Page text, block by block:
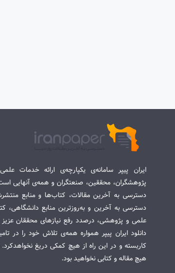
ایران پیپر سامانه‌ی یکپارچه‌ی ارائه خدمات
پژوهشگران، محققین، صنعتگران و همه‌ی آنهایی
دسترسی به آخرین مقالات، کتاب‌ها و منابع
دسترسی به آخرین و به‌روزترین منابع دانشگاهی،
علمی و پژوهشی، درصدد رفع نیازهای محققان
دانلود ایران پیپر همواره همه‌ی تلاش خود را در
کاربسته و در این راه از هیچ کمکی دریغ نخواهدکرد.
هیچ مقاله و کتابی نخواهید بود.